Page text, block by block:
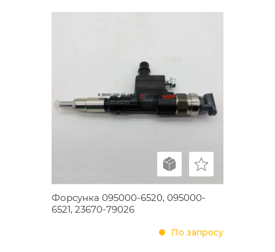
Форсунка 095000-6520, 095000-
6521, 23670-79026
По запросу